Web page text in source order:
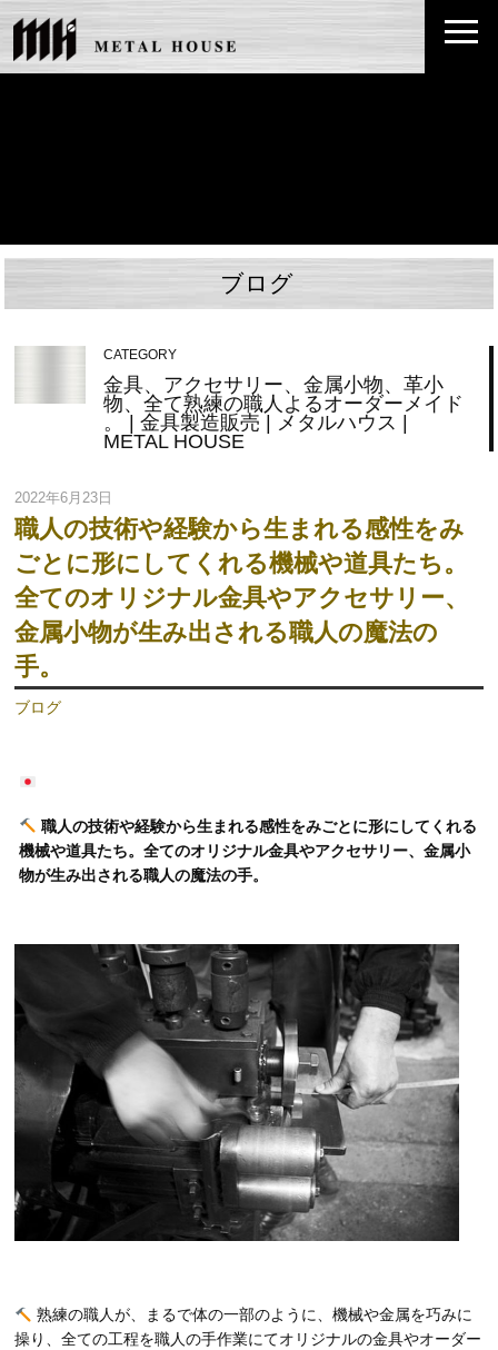
ブログ
CATEGORY
金具、アクセサリー、金属小物、革小
物、全て熟練の職人よるオーダーメイド
。 | 金具製造販売 | メタルハウス |
METAL HOUSE
2022年6月23日
職人の技術や経験から生まれる感性をみ
ごとに形にしてくれる機械や道具たち。
全てのオリジナル金具やアクセサリー、
金属小物が生み出される職人の魔法の
手。
ブログ
職人の技術や経験から生まれる感性をみごとに形にしてくれる
機械や道具たち。全てのオリジナル金具やアクセサリー、金属小
物が生み出される職人の魔法の手。
熟練の職人が、まるで体の一部のように、機械や金属を巧みに
操り、全ての工程を職人の手作業にてオリジナルの金具やオーダー